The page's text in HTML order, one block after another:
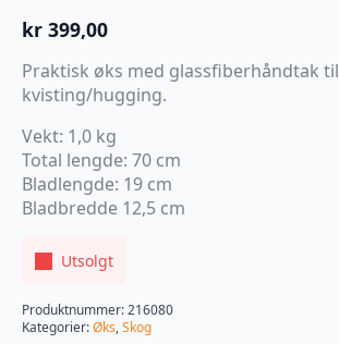
kr 399,00
Praktisk øks med glassfiberhåndtak til
kvisting/hugging.
Vekt: 1,0 kg
Total lengde: 70 cm
Bladlengde: 19 cm
Bladbredde 12,5 cm
Utsolgt
Produktnummer:216080
Kategorier:Øks,Skog